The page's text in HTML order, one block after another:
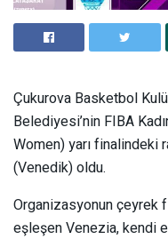
Çukurova Basketbol
Belediyesi’nin FIBA
Women) yarı finalindeki
(Venedik) oldu.
Organizasyonun çeyrek
eşleşen Venezia, kendi